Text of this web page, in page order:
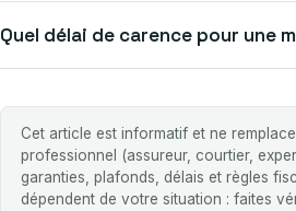
Quel délai de carence pour une
Cet article est informatif et ne remplace
professionnel (assureur, courtier,
garanties, plafonds, délais et règles
dépendent de votre situation : faites